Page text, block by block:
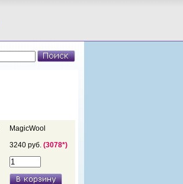
MagicWool
3240 руб. (3078*)